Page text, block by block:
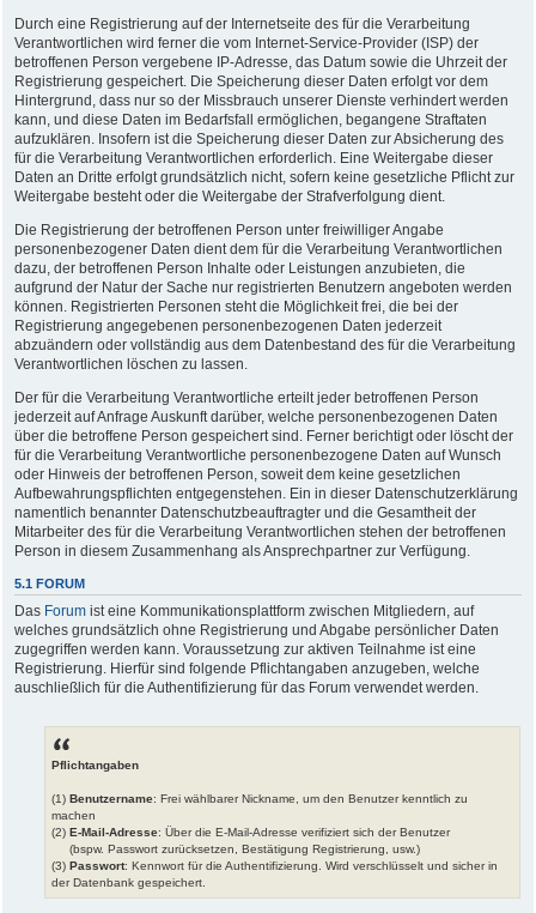
Durch eine Registrierung auf der Internetseite des für die Verarbeitung
Verantwortlichen wird ferner die vom Internet-Service-Provider (ISP) der
betroffenen Person vergebene IP-Adresse, das Datum sowie die Uhrzeit der
Registrierung gespeichert. Die Speicherung dieser Daten erfolgt vor dem
Hintergrund, dass nur so der Missbrauch unserer Dienste verhindert werden
kann, und diese Daten im Bedarfsfall ermöglichen, begangene Straftaten
aufzuklären. Insofern ist die Speicherung dieser Daten zur Absicherung des
für die Verarbeitung Verantwortlichen erforderlich. Eine Weitergabe dieser
Daten an Dritte erfolgt grundsätzlich nicht, sofern keine gesetzliche Pflicht zur
Weitergabe besteht oder die Weitergabe der Strafverfolgung dient.
Die Registrierung der betroffenen Person unter freiwilliger Angabe
personenbezogener Daten dient dem für die Verarbeitung Verantwortlichen
dazu, der betroffenen Person Inhalte oder Leistungen anzubieten, die
aufgrund der Natur der Sache nur registrierten Benutzern angeboten werden
können. Registrierten Personen steht die Möglichkeit frei, die bei der
Registrierung angegebenen personenbezogenen Daten jederzeit
abzuändern oder vollständig aus dem Datenbestand des für die Verarbeitung
Verantwortlichen löschen zu lassen.
Der für die Verarbeitung Verantwortliche erteilt jeder betroffenen Person
jederzeit auf Anfrage Auskunft darüber, welche personenbezogenen Daten
über die betroffene Person gespeichert sind. Ferner berichtigt oder löscht der
für die Verarbeitung Verantwortliche personenbezogene Daten auf Wunsch
oder Hinweis der betroffenen Person, soweit dem keine gesetzlichen
Aufbewahrungspflichten entgegenstehen. Ein in dieser Datenschutzerklärung
namentlich benannter Datenschutzbeauftragter und die Gesamtheit der
Mitarbeiter des für die Verarbeitung Verantwortlichen stehen der betroffenen
Person in diesem Zusammenhang als Ansprechpartner zur Verfügung.
5.1 FORUM
Das Forum ist eine Kommunikationsplattform zwischen Mitgliedern, auf
welches grundsätzlich ohne Registrierung und Abgabe persönlicher Daten
zugegriffen werden kann. Voraussetzung zur aktiven Teilnahme ist eine
Registrierung. Hierfür sind folgende Pflichtangaben anzugeben, welche
auschließlich für die Authentifizierung für das Forum verwendet werden.
Pflichtangaben
(1) Benutzername: Frei wählbarer Nickname, um den Benutzer kenntlich zu
machen
(2) E-Mail-Adresse: Über die E-Mail-Adresse verifiziert sich der Benutzer
(bspw. Passwort zurücksetzen, Bestätigung Registrierung, usw.)
(3) Passwort: Kennwort für die Authentifizierung. Wird verschlüsselt und sicher in
der Datenbank gespeichert.